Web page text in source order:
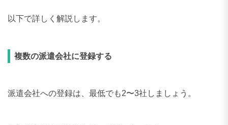
以下で詳しく解説します。
複数の派遣会社に登録する
派遣会社への登録は、最低でも2〜3社しましょう。